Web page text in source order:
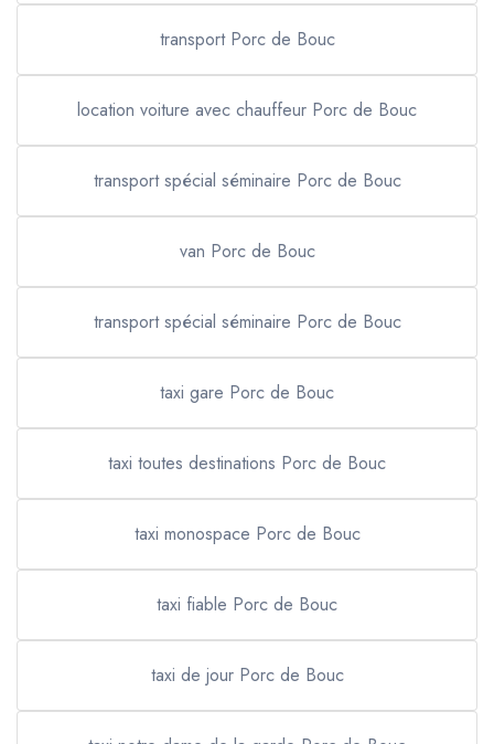
transport Porc de Bouc
location voiture avec chauffeur Porc de Bouc
transport spécial séminaire Porc de Bouc
van Porc de Bouc
transport spécial séminaire Porc de Bouc
taxi gare Porc de Bouc
taxi toutes destinations Porc de Bouc
taxi monospace Porc de Bouc
taxi fiable Porc de Bouc
taxi de jour Porc de Bouc